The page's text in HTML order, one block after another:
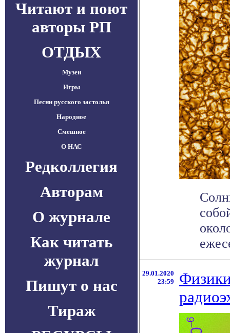
Читают и поют
авторы РП
ОТДЫХ
Музеи
Игры
Песни русского застолья
Народное
Смешное
О НАС
Редколлегия
Авторам
О журнале
Как читать
журнал
Пишут о нас
Тираж
29.01.2020
23:59